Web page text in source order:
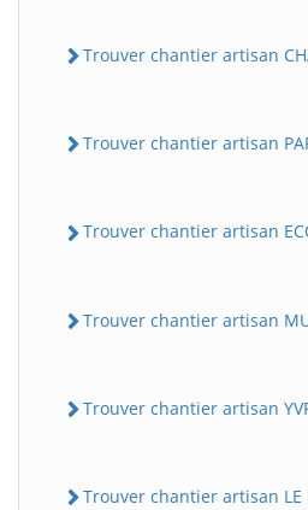
Trouver chantier artisan
Trouver chantier artisan
Trouver chantier artisan
Trouver chantier artisan
Trouver chantier artisan
Trouver chantier artisan LE